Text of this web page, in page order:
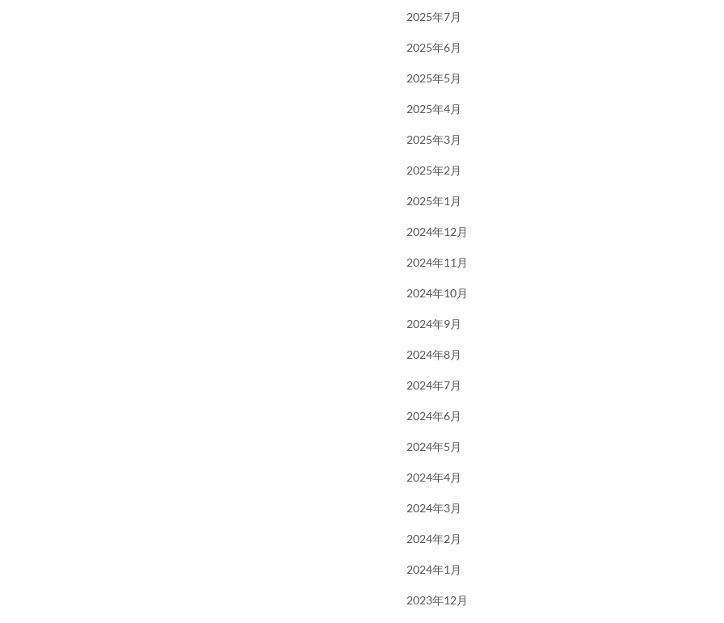
2025年7月
2025年6月
2025年5月
2025年4月
2025年3月
2025年2月
2025年1月
2024年12月
2024年11月
2024年10月
2024年9月
2024年8月
2024年7月
2024年6月
2024年5月
2024年4月
2024年3月
2024年2月
2024年1月
2023年12月